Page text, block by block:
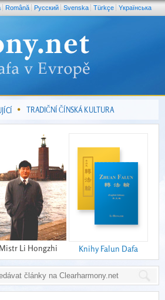
Română Pусский Svenska Türkçe Yкраїнська
TRADIČNÍ ČÍNSKÁ KULTURA
Mistr Li Hongzhi Knihy Falun Dafa